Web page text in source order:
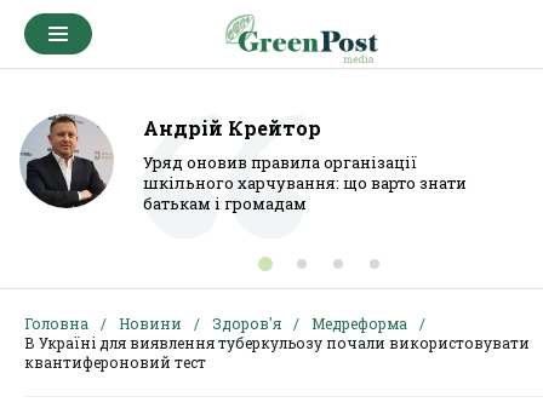
Андрій Крейтор
Уряд оновив правила організації
шкільного харчування: що варто знати
батькам і громадам
Головна Новини Здоров'я
Медреформа
В Україні для виявлення туберкульозу почали використовувати
квантифероновий тест